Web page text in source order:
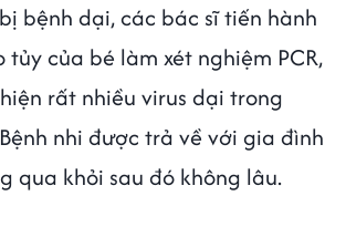
bệnh dại, các bác sĩ tiến hành
tủy của bé làm xét nghiệm PCR,
rất nhiều virus dại trong
nhi được trả về với gia đình
qua khỏi sau đó không lâu.